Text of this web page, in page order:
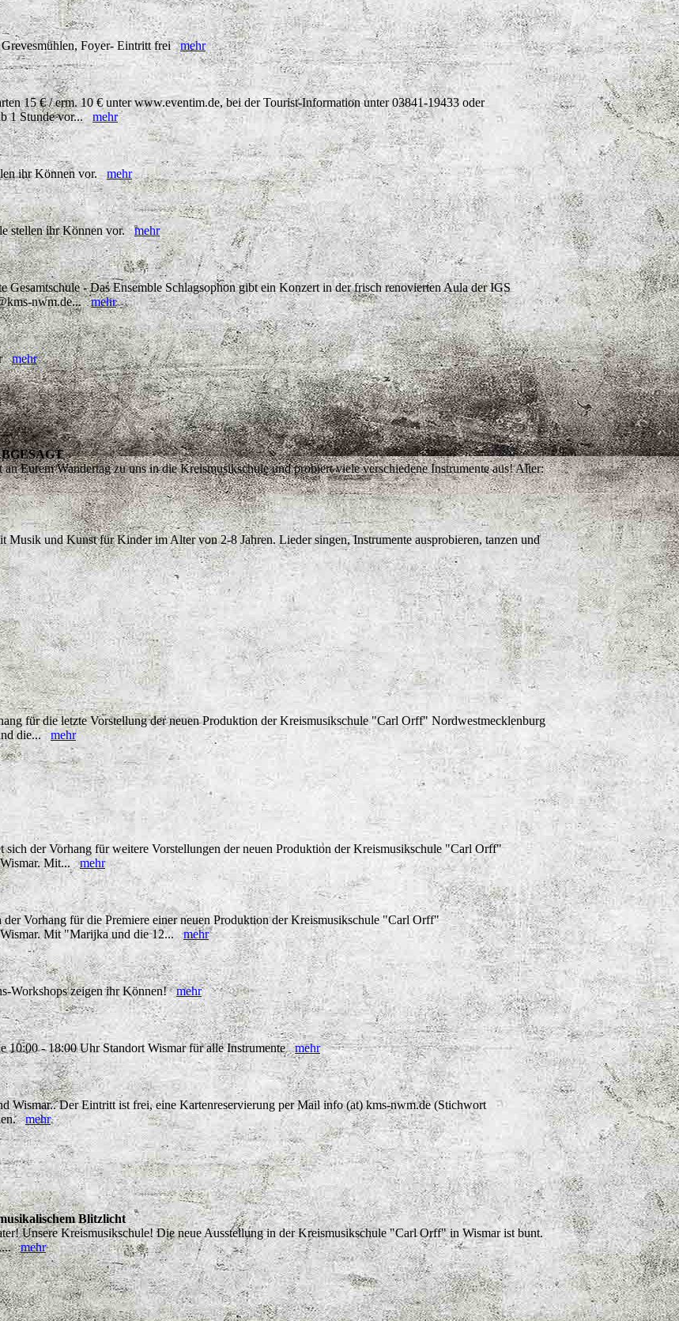
Grevesmühlen, Foyer- Eintritt freimehr
15 € / erm. 10 € unter www.eventim.de, bei der Tourist-Information unter 03841-19433 oder
1 Stunde vor... mehr
ihr Können vor.mehr
stellen ihr Können vor.mehr
Gesamtschule - Das Ensemble Schlagsophon gibt ein Konzert in der frisch renovierten Aula der IGS
nwm.de...mehr
mehr
Eurem Wandertag zu uns in die Kreismusikschule und probiert viele verschiedene Instrumente aus! Alter:
und Kunst für Kinder im Alter von 2-8 Jahren. Lieder singen, Instrumente ausprobieren, tanzen und
für die letzte Vorstellung der neuen Produktion der Kreismusikschule "Carl Orff" Nordwestmecklenburg
die...mehr
der Vorhang für weitere Vorstellungen der neuen Produktion der Kreismusikschule "Carl Orff"
Wismar. Mit...mehr
Vorhang für die Premiere einer neuen Produktion der Kreismusikschule "Carl Orff"
Wismar. Mit "Marijka und die 12...mehr
Workshops zeigen ihr Können!mehr
10:00 - 18:00 Uhr Standort Wismar für alle Instrumentemehr
Wismar.. Der Eintritt ist frei, eine Kartenreservierung per Mail info (at) kms-nwm.de (Stichwort
mehr
Blitzlicht
Unsere Kreismusikschule! Die neue Ausstellung in der Kreismusikschule "Carl Orff" in Wismar ist bunt.
mehr